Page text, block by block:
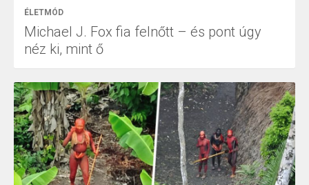
ÉLETMÓD
Michael J. Fox fia felnőtt – és pont úgy
néz ki, mint ő